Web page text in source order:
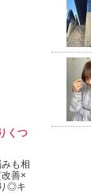
くつ
も相
善×
◎キ